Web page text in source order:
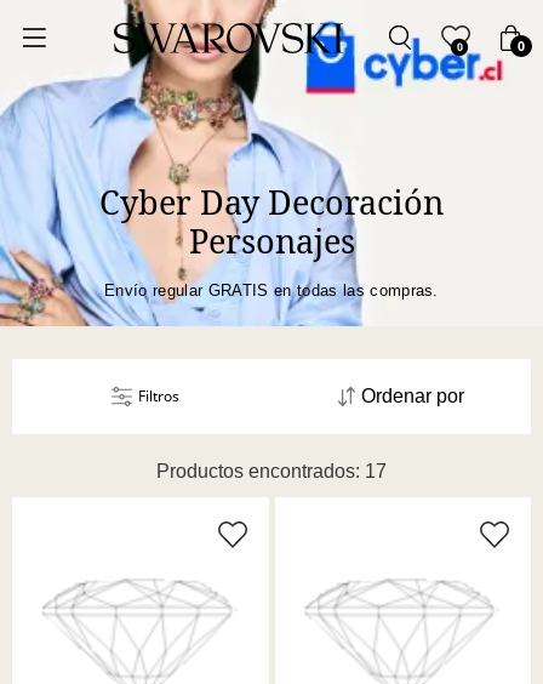
0 0
Cyber Day Decoración
Personajes
Envío regular GRATIS en todas las compras.
Productos encontrados: 17
Ordenar por
Ordenar por
Precio más bajo
Precio más alto
Los más vendidos
A - Z
Z - A
Fecha de lanzamiento
Mejor descuento
Filtros